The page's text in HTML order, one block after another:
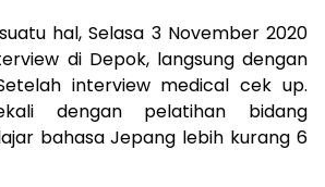
hal, Selasa 3 November 2020
di Depok, langsung dengan
interview medical cek up.
dengan pelatihan bidang
bahasa Jepang lebih kurang 6